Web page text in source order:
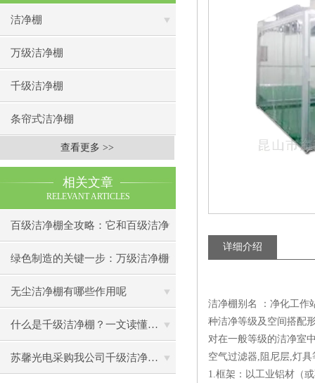
洁净棚
万级洁净棚
千级洁净棚
条帘式洁净棚
查看更多 >>
相关文章
RELEVANT ARTICLES
百级洁净棚全攻略：它和百级洁净
室到底有什么区别？
绿色制造的关键一步：万级洁净棚
助力环保型半导体产业发展
无尘洁净棚有哪些作用呢
什么是千级洁净棚？一文读懂其结构特点与局部净化优势
苏馨光电采购我公司千级洁净棚普通工作台一批（7月07日）已顺利交货
详细介绍
洁净棚别名 ：净化工作
种洁净等级及空间搭配
对在一般等级的洁净室
空气过滤器,阻尼层,灯
1.框架：以工业铝材（